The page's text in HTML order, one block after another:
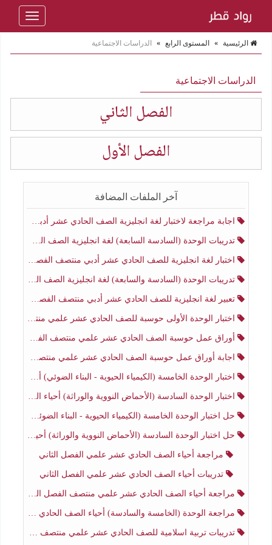
Toggle
الرئيسية » المستوى الرابع » الدراسات الاجتماعية
الدراسات الاجتماعية
الفصل الثاني
الفصل الأول
آخر الملفات المضافة
اجابة مراجعة لاختبار لغة انجليزية الصف الحادي عشر أدبي منتصف الفصل الثاني
تدريبات الوحدة (السادسة السابعة) لغة انجليزية الصف الحادي عشر أدبي منتصف الفصل الثاني
اختبار لغة انجليزية للصف الحادي عشر أدبي منتصف الفصل الثاني
تدريبات الوحدة (السادسة والسابعة) لغة انجليزية الصف الحادي عشر أدبي الفصل الثاني
تعبير لغة انجليزية للصف الحادي عشر أدبي منتصف الفصل الثاني
اختبار الوحدة الأولى حوسبة للصف الحادي عشر علمي منتصف الفصل الثاني
أوراق عمل حوسبة الصف الحادي عشر علمي منتصف الفصل الثاني
اجابة أوراق عمل حوسبة الصف الحادي عشر علمي منتصف الفصل الثاني
اختبار الوحدة الخامسة (الكيمياء الحيوية - البناء الضوئي) أحياء الصف الحادي عشر علمي الفصل الثاني
اختبار الوحدة السادسة (الأحماض النووية والوراثة) أحياء الصف الحادي عشر علمي منتصف الفصل الثاني
حل اختبار الوحدة الخامسة (الكيمياء الحيوية - البناء الضوئي) أحياء الصف الحادي عشر علمي الفصل الثاني
حل اختبار الوحدة السادسة (الأحماض النووية والوراثة) أحياء الصف الحادي عشر علمي منتصف الفصل الثاني
مراجعة أحياء الصف الحادي عشر علمي الفصل الثاني
تدريبات أحياء الصف الحادي عشر علمي الفصل الثاني
مراجعة أحياء الصف الحادي عشر علمي منتصف الفصل الثاني
مراجعة الوحدة (الخامسة والسادسة) أحياء الصف الحادي عشر علمي منتصف الفصل الثاني
تدريبات تربية اسلامية للصف الحادي عشر علمي منتصف الفصل الثاني